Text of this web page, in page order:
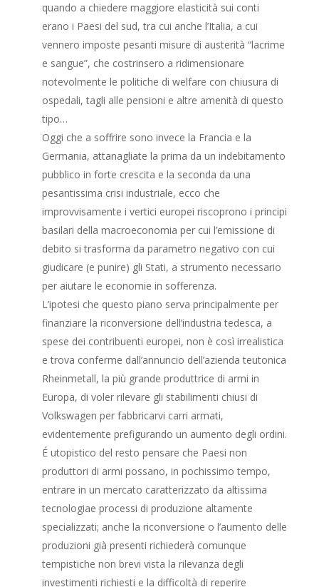
quando a chiedere maggiore elasticità sui conti
erano i Paesi del sud, tra cui anche l’Italia, a cui
vennero imposte pesanti misure di austerità “lacrime
e sangue”, che costrinsero a ridimensionare
notevolmente le politiche di welfare con chiusura di
ospedali, tagli alle pensioni e altre amenità di questo
tipo…
Oggi che a soffrire sono invece la Francia e la
Germania, attanagliate la prima da un indebitamento
pubblico in forte crescita e la seconda da una
pesantissima crisi industriale, ecco che
improvvisamente i vertici europei riscoprono i principi
basilari della macroeconomia per cui l’emissione di
debito si trasforma da parametro negativo con cui
giudicare (e punire) gli Stati, a strumento necessario
per aiutare le economie in sofferenza.
L’ipotesi che questo piano serva principalmente per
finanziare la riconversione dell’industria tedesca, a
spese dei contribuenti europei, non è così irrealistica
e trova conferme dall’annuncio dell’azienda teutonica
Rheinmetall, la più grande produttrice di armi in
Europa, di voler rilevare gli stabilimenti chiusi di
Volkswagen per fabbricarvi carri armati,
evidentemente prefigurando un aumento degli ordini.
É utopistico del resto pensare che Paesi non
produttori di armi possano, in pochissimo tempo,
entrare in un mercato caratterizzato da altissima
tecnologiae processi di produzione altamente
specializzati; anche la riconversione o l’aumento delle
produzioni già presenti richiederà comunque
tempistiche non brevi vista la rilevanza degli
investimenti richiesti e la difficoltà di reperire